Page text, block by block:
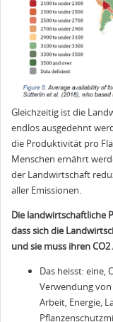
Gleichzeitig ist die
endlos ausgedehnt
die Produktivität pro
Menschen ernährt
der Landwirtschaft
aller Emissionen.
Die landwirtschaftliche
dass sich die
und sie muss ihren
Das heisst: eine,
Verwendung
Arbeit, Energie,